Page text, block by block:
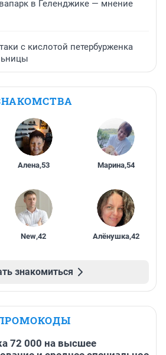
в Геленджике — мнение
с кислотой петербурженка
Алена,53 Марина,54
New,42 Алёнушка,42
знакомиться
72 000 на высшее